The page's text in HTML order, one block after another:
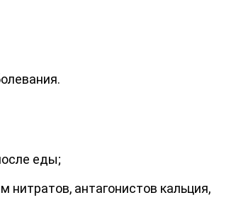
еды;
нитратов, антагонистов кальция,